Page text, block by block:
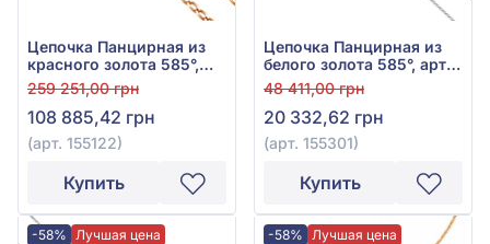
Цепочка Панцирная из
красного золота 585°,
арт. 155122
259 251,00 грн
108 885,42 грн
(арт. 155122)
Купить
Цепочка Панцирная из
белого золота 585°, арт.
155301
48 411,00 грн
20 332,62 грн
(арт. 155301)
Купить
-58% Лучшая цена -58% Лучшая цена